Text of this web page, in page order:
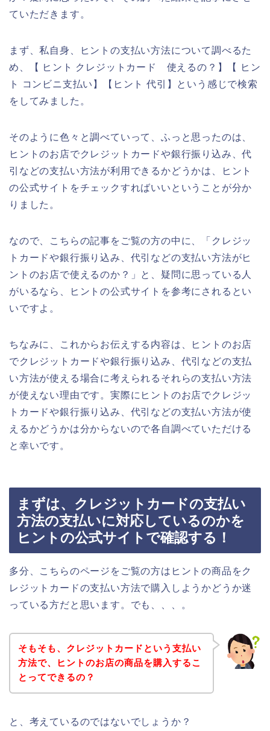
ていただきます。
まず、私自身、ヒントの支払い方法について調べるた
め、【 ヒント クレジットカード 使えるの？】【 ヒン
ト コンビニ支払い】【ヒント 代引】という感じで検索
をしてみました。
そのように色々と調べていって、ふっと思ったのは、
ヒントのお店でクレジットカードや銀行振り込み、代
引などの支払い方法が利用できるかどうかは、ヒント
の公式サイトをチェックすればいいということが分か
りました。
なので、こちらの記事をご覧の方の中に、「クレジッ
トカードや銀行振り込み、代引などの支払い方法がヒ
ントのお店で使えるのか？」と、疑問に思っている人
がいるなら、ヒントの公式サイトを参考にされるとい
いですよ。
ちなみに、これからお伝えする内容は、ヒントのお店
でクレジットカードや銀行振り込み、代引などの支払
い方法が使える場合に考えられるそれらの支払い方法
が使えない理由です。実際にヒントのお店でクレジッ
トカードや銀行振り込み、代引などの支払い方法が使
えるかどうかは分からないので各自調べていただける
と幸いです。
まずは、クレジットカードの支払い
方法の支払いに対応しているのかを
ヒントの公式サイトで確認する！
多分、こちらのページをご覧の方はヒントの商品をク
レジットカードの支払い方法で購入しようかどうか迷
っている方だと思います。でも、、、。
そもそも、クレジットカードという支払い
方法で、ヒントのお店の商品を購入するこ
とってできるの？
と、考えているのではないでしょうか？